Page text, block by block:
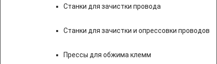
Станки для зачистки провода
Станки для зачистки и опрессовки проводов
Прессы для обжима клемм